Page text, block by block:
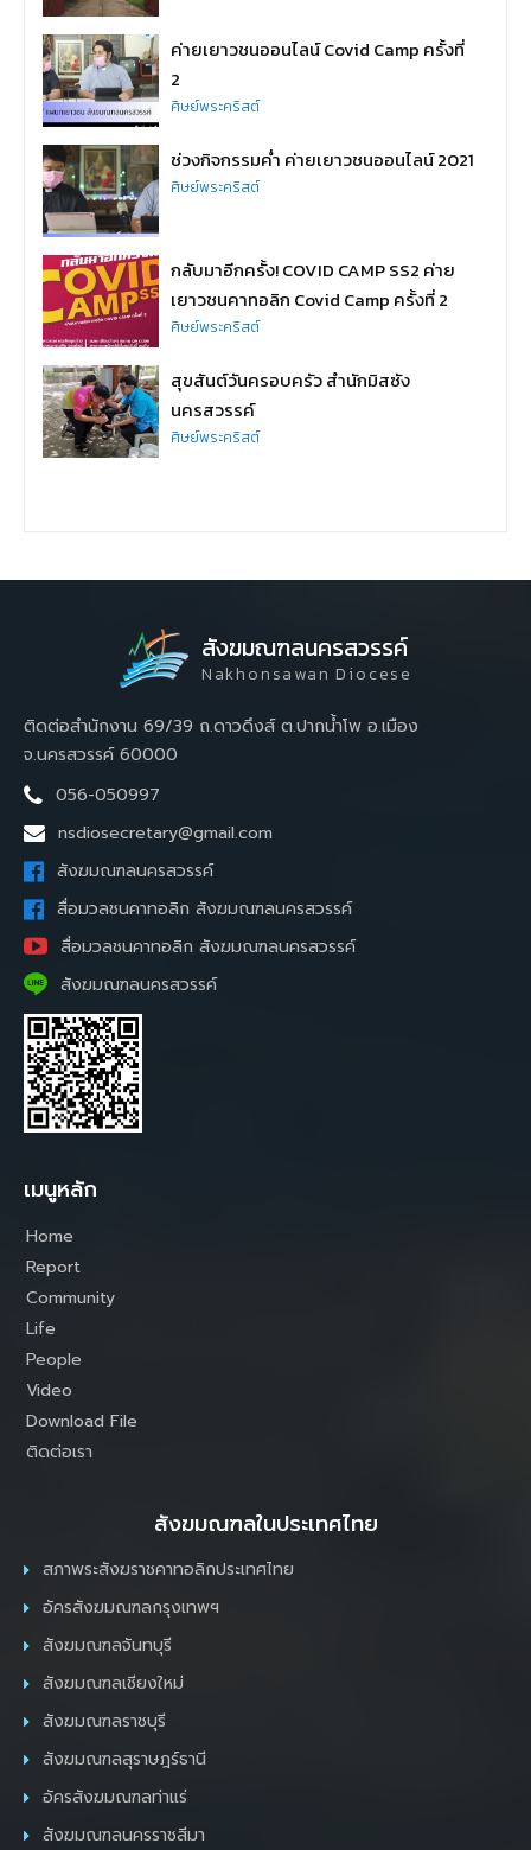
ค่ายเยาวชนออนไลน์ Covid Camp ครั้งที่
2
ศิษย์พระคริสต์
ช่วงกิจกรรมค่ำ ค่ายเยาวชนออนไลน์ 2021
ศิษย์พระคริสต์
กลับมาอีกครั้ง! COVID CAMP SS2 ค่าย
เยาวชนคาทอลิก Covid Camp ครั้งที่ 2
ศิษย์พระคริสต์
สุขสันต์วันครอบครัว สำนักมิสซัง
นครสวรรค์
ศิษย์พระคริสต์
สังฆมณฑลนครสวรรค์
Nakhonsawan Diocese
ติดต่อสำนักงาน 69/39 ถ.ดาวดึงส์ ต.ปากน้ำโพ อ.เมือง
จ.นครสวรรค์ 60000
056-050997
nsdiosecretary@gmail.com
สังฆมณฑลนครสวรรค์
สื่อมวลชนคาทอลิก สังฆมณฑลนครสวรรค์
สื่อมวลชนคาทอลิก สังฆมณฑลนครสวรรค์
สังฆมณฑลนครสวรรค์
เมนูหลัก
Home
Report
Community
Life
People
Video
Download File
ติดต่อเรา
สังฆมณฑลในประเทศไทย
สภาพระสังฆราชคาทอลิกประเทศไทย
อัครสังฆมณฑลกรุงเทพฯ
สังฆมณฑลจันทบุรี
สังฆมณฑลเชียงใหม่
สังฆมณฑลราชบุรี
สังฆมณฑลสุราษฎร์ธานี
อัครสังฆมณฑลท่าแร่
สังฆมณฑลนครราชสีมา